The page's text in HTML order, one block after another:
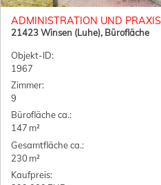
ADMINISTRATION UND
21423 Winsen (Luhe), Bürofläche
Objekt-ID:
1967
Zimmer:
9
Bürofläche ca.:
147 m²
Gesamtfläche ca.:
230 m²
Kaufpreis: